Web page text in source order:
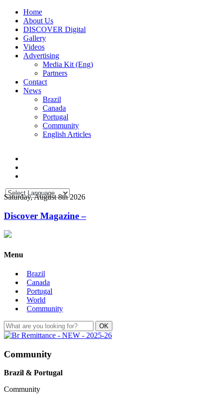
Home
About Us
DISCOVER Digital
Gallery
Videos
Advertising
Media Kit (Eng)
Partners
Contact
News
Brazil
Canada
Portugal
Community
English Articles
Saturday, August 8th 2026
Discover Magazine –
Menu
Brazil
Canada
Portugal
World
Community
Community
Brazil & Portugal
Community